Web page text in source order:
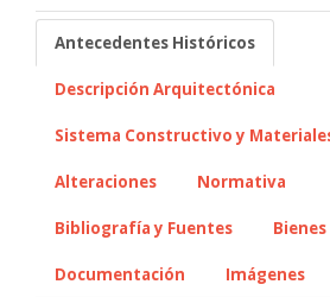
Antecedentes Históricos
Descripción Arquitectónica
Sistema Constructivo y
Alteraciones Normativa
Bibliografía y Fuentes
Documentación Imágenes